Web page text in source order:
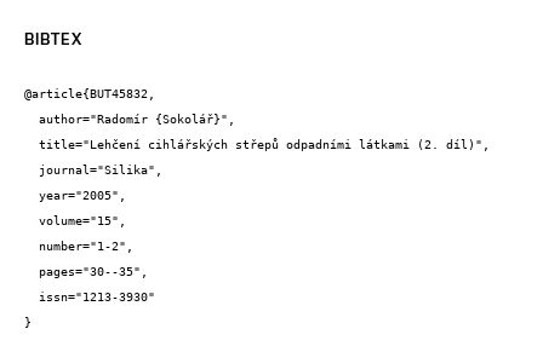
BIBTEX
@article{BUT45832,
}